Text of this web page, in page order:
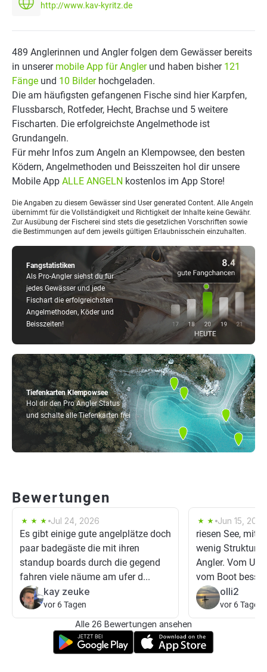
http://www.kav-kyritz.de
Tiefenkarten Klempowsee
Hol dir den Pro Angler Status
und schalte alle Tiefenkarten frei
Fangstatistiken
Als Pro-Angler siehst du für
jedes Gewässer und jede
Fischart die erfolgreichsten
Angelmethoden, Köder und
Beisszeiten!
489 Anglerinnen und Angler folgen dem Gewässer bereits
in unserer mobile App für Anglerund haben bisher 121
Fänge und 10 Bilderhochgeladen.
Die am häufigsten gefangenen Fische sind hier Karpfen,
Flussbarsch, Rotfeder, Hecht, Brachse und 5 weitere
Fischarten. Die erfolgreichste Angelmethode ist
Grundangeln.
Für mehr Infos zum Angeln an Klempowsee, den besten
Ködern, Angelmethoden und Beisszeiten hol dir unsere
Mobile App ALLE ANGELN kostenlos im App Store!
Die Angaben zu diesem Gewässer sind User generated Content. Alle Angeln
übernimmt für die Vollständigkeit und Richtigkeit der Inhalte keine Gewähr.
Zur Ausübung der Fischerei sind stets die gesetzlichen Vorschriften sowie
die Bestimmungen auf dem jeweils gültigen Erlaubnisschein einzuhalten.
Bewertungen
Jul 24, 2026
Es gibt einige gute angelplätze doch
paar badegäste die mit ihren
standup boards durch die gegend
fahren viele näume am ufer d...
kay zeuke
vor 6 Tagen
Jun 15, 2026
riesen See, mit
wenig Struktur,
Angler. Vom
vom Boot
olli2
vor 6 Tagen
Alle 26 Bewertungen ansehen